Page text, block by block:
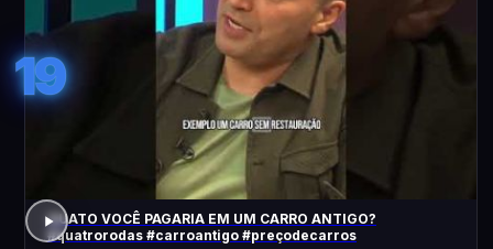
19
QUATO VOCÊ PAGARIA EM UM CARRO ANTIGO?
#quatrorodas #carroantigo #preçodecarros